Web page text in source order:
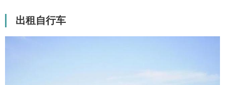
出租自行车